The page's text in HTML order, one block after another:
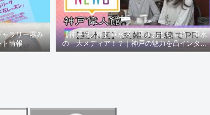
ラリー器み
情報
【神戸偉人館】垂水区「垂水おもちゃ箱」垂水
の一大メディア！？｜神戸の魅力を凸インタビ
ュー！！【078NEWS( 078ニュース)】